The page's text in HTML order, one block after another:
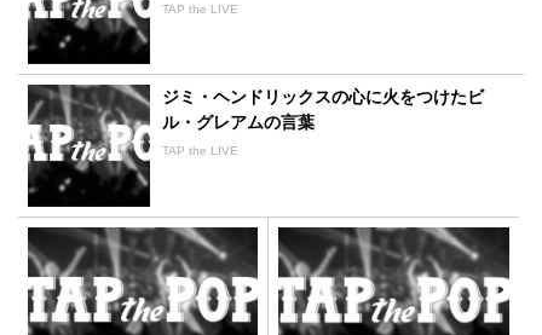
TAP the LIVE
ジミ・ヘンドリックスの心に火をつけたビ
ル・グレアムの言葉
TAP the LIVE